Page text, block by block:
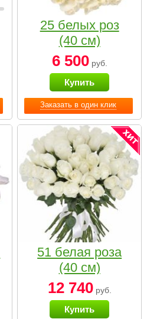
Заказать в один клик
25 белых роз
(40 см)
6 500руб.
Купить
51 белая роза
(40 см)
12 740руб.
Купить